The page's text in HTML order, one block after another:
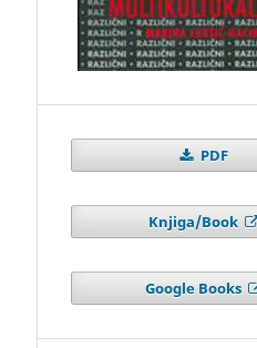
PDF
Knjiga/Book
Google Books